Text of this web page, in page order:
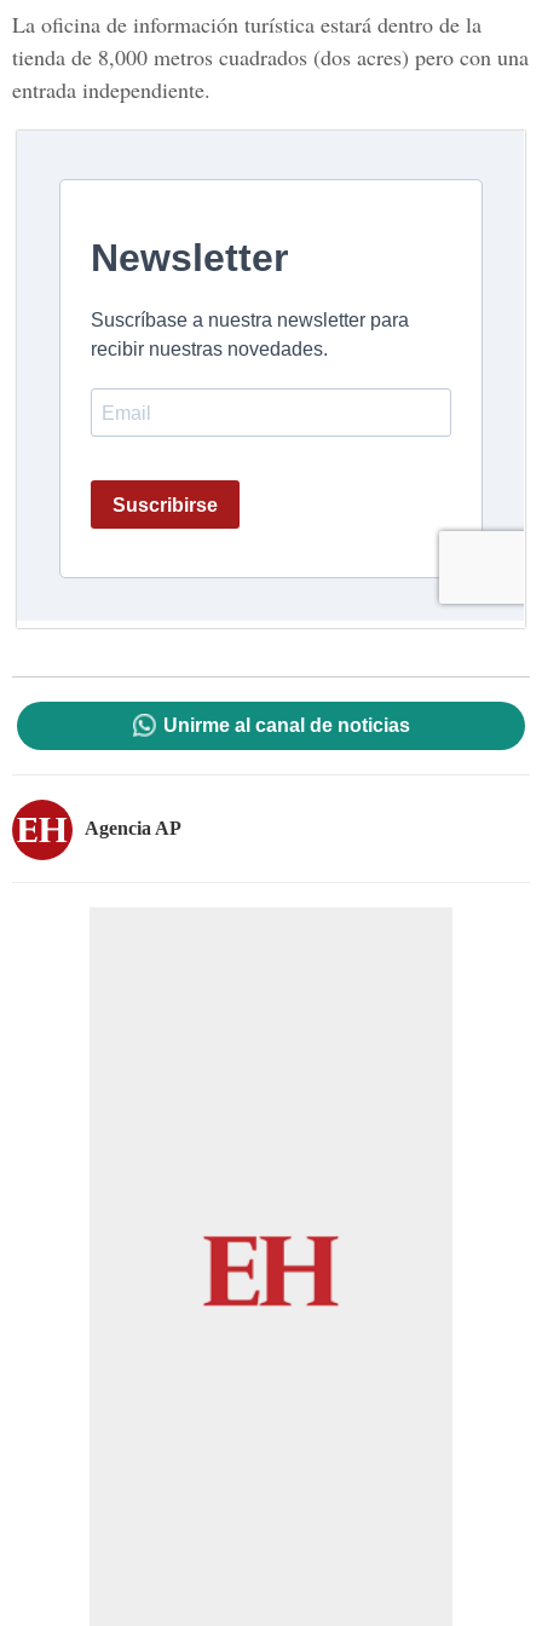
La oficina de información turística estará dentro de la
tienda de 8,000 metros cuadrados (dos acres) pero con una
entrada independiente.
Unirme al canal de noticias
Agencia AP